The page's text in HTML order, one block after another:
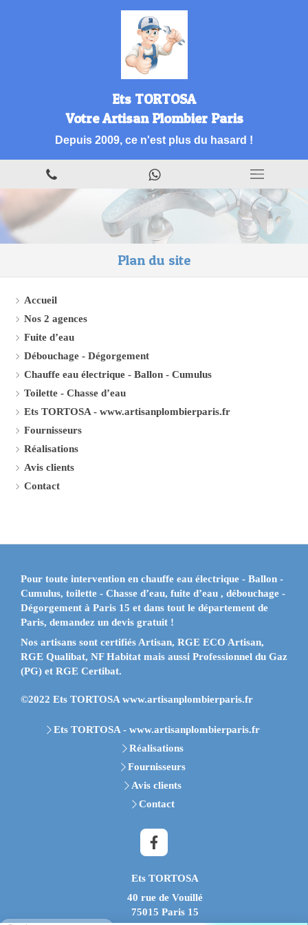
Ets TORTOSA
Votre Artisan Plombier Paris
Depuis 2009, ce n'est plus du hasard !
Plan du site
Accueil
Nos 2 agences
Fuite d’eau
Débouchage - Dégorgement
Chauffe eau électrique - Ballon - Cumulus
Toilette - Chasse d’eau
Ets TORTOSA - www.artisanplombierparis.fr
Fournisseurs
Réalisations
Avis clients
Contact
Pour toute intervention en chauffe eau électrique - Ballon -
Cumulus, toilette - Chasse d’eau, fuite d’eau , débouchage -
Dégorgement à Paris 15 et dans tout le département de
Paris, demandez un devis gratuit !
Nos artisans sont certifiés Artisan, RGE ECO Artisan,
RGE Qualibat, NF Habitat mais aussi Professionnel du Gaz
(PG) et RGE Certibat.
©2022 Ets TORTOSA www.artisanplombierparis.fr
Ets TORTOSA - www.artisanplombierparis.fr
Réalisations
Fournisseurs
Avis clients
Contact
Ets TORTOSA
40 rue de Vouillé
75015 Paris 15